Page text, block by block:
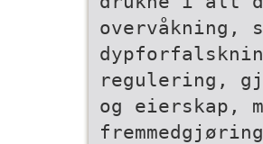
overvåkning,
regulering,
og eierskap,